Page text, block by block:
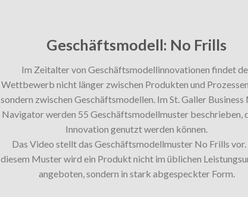
Geschäftsmodell: No Frills
Im Zeitalter von Geschäftsmodellinnovationen findet
Wettbewerb nicht länger zwischen Produkten und
sondern zwischen Geschäftsmodellen. Im St. Galler Business
Navigator werden 55 Geschäftsmodellmuster beschrieben,
Innovation genutzt werden können.
Das Video stellt das Geschäftsmodellmuster No Frills vor.
diesem Muster wird ein Produkt nicht im üblichen
angeboten, sondern in stark abgespeckter Form.